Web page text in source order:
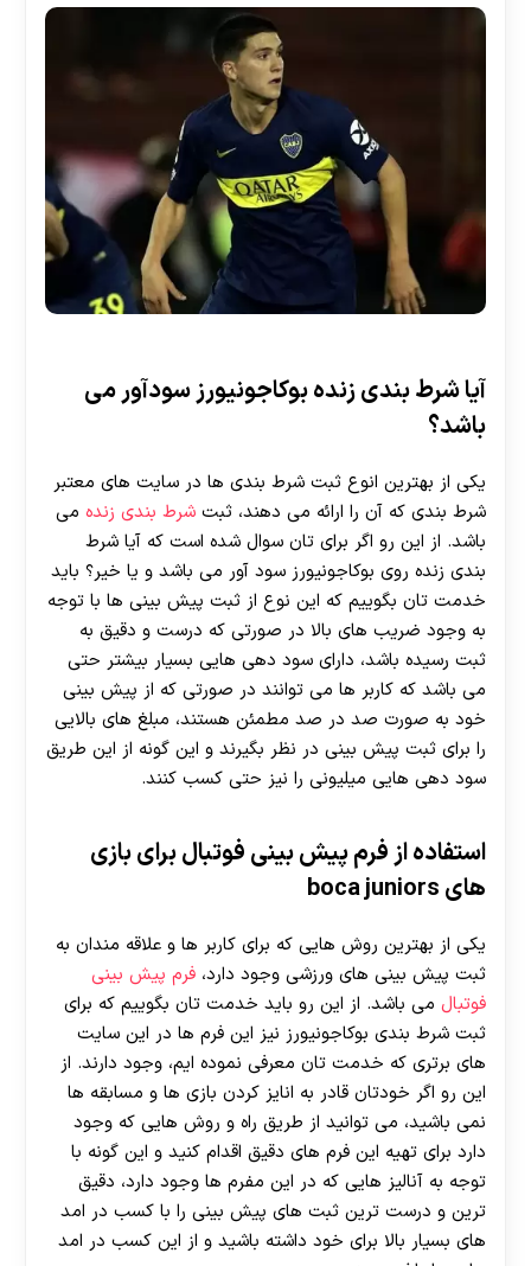
آیا شرط بندی زنده بوکاجونیورز سودآور می
باشد؟
یکی از بهترین انوع ثبت شرط بندی ها در سایت های معتبر
شرط بندی که آن را ارائه می دهند، ثبت شرط بندی زنده می
باشد. از این رو اگر برای تان سوال شده است که آیا شرط
بندی زنده روی بوکاجونیورز سود آور می باشد و یا خیر؟ باید
خدمت تان بگوییم که این نوع از ثبت پیش بینی ها با توجه
به وجود ضریب های بالا در صورتی که درست و دقیق به
ثبت رسیده باشد، دارای سود دهی هایی بسیار بیشتر حتی
می باشد که کاربر ها می توانند در صورتی که از پیش بینی
خود به صورت صد در صد مطمئن هستند، مبلغ های بالایی
را برای ثبت پیش بینی در نظر بگیرند و این گونه از این طریق
سود دهی هایی میلیونی را نیز حتی کسب کنند.
استفاده از فرم پیش بینی فوتبال برای بازی
های boca juniors
یکی از بهترین روش هایی که برای کاربر ها و علاقه مندان به
ثبت پیش بینی های ورزشی وجود دارد، فرم پیش بینی
فوتبال می باشد. از این رو باید خدمت تان بگوییم که برای
ثبت شرط بندی بوکاجونیورز نیز این فرم ها در این سایت
های برتری که خدمت تان معرفی نموده ایم، وجود دارند. از
این رو اگر خودتان قادر به انایز کردن بازی ها و مسابقه ها
نمی باشید، می توانید از طریق راه و روش هایی که وجود
دارد برای تهیه این فرم های دقیق اقدام کنید و این گونه با
توجه به آنالیز هایی که در این مفرم ها وجود دارد، دقیق
ترین و درست ترین ثبت های پیش بینی را با کسب در امد
های بسیار بالا برای خود داشته باشید و از این کسب در امد